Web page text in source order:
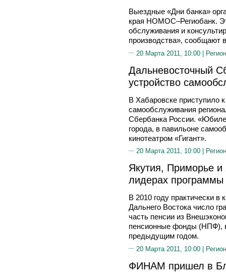
Выездные «Дни банка»
края НОМОС–Региобанк.
обслуживания и
производства», сообщают
20 Марта 2011, 10:00 |
Дальневосточный
устройство
В Хабаровске приступило
самообслуживания
Сбербанка России.
города, в павильоне
кинотеатром «Гигант».
20 Марта 2011, 10:00 |
Якутия, Приморье и
лидерах
В 2010 году практически
Дальнего Востока число
часть пенсии из
пенсионные фонды (НПФ),
предыдущим годом.
20 Марта 2011, 10:00 |
ФИНАМ пришел в